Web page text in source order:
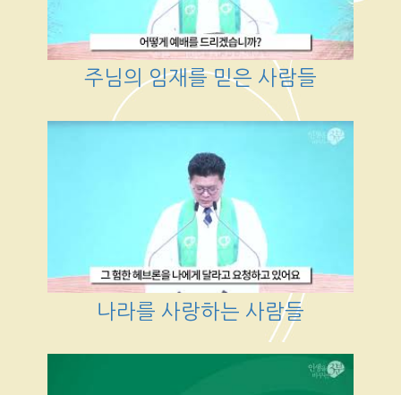
주님의 임재를 믿은 사람들
나라를 사랑하는 사람들